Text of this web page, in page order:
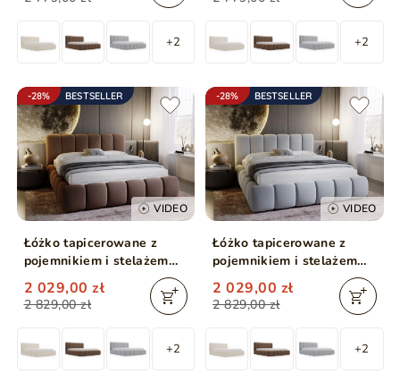
+2 +2
-28% BESTSELLER
VIDEO
Łóżko tapicerowane z
pojemnikiem i stelażem
180x200 Cloud Brązowy
2 829,00 zł
2 029,00 zł
+2
-28% BESTSELLER
VIDEO
Łóżko tapicerowane z
pojemnikiem i stelażem
180x200 Cloud Jasny szary
2 829,00 zł
2 029,00 zł
+2